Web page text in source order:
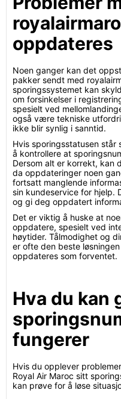
oppdateres
Noen ganger kan det
pakker sendt med
sporingssystemet kan
om forsinkelser i
spesielt ved
også være tekniske
ikke blir synlig i sanntid.
Hvis sporingsstatusen
å kontrollere at
Dersom alt er korrekt, kan
da oppdateringer noen
fortsatt manglende
sin kundeservice for hjelp.
og gi deg oppdatert
Det er viktig å huske at
oppdatere, spesielt ved
høytider. Tålmodighet og
er ofte den beste
oppdateres som forventet.
Hva du kan
fungerer
Hvis du opplever
Royal Air Maroc sitt
kan prøve for å løse